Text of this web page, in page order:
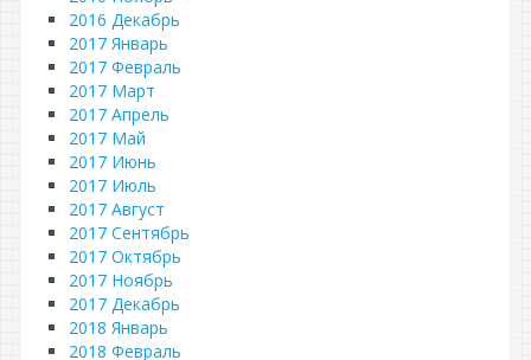
2016 Декабрь
2017 Январь
2017 Февраль
2017 Март
2017 Апрель
2017 Май
2017 Июнь
2017 Июль
2017 Август
2017 Сентябрь
2017 Октябрь
2017 Ноябрь
2017 Декабрь
2018 Январь
2018 Февраль